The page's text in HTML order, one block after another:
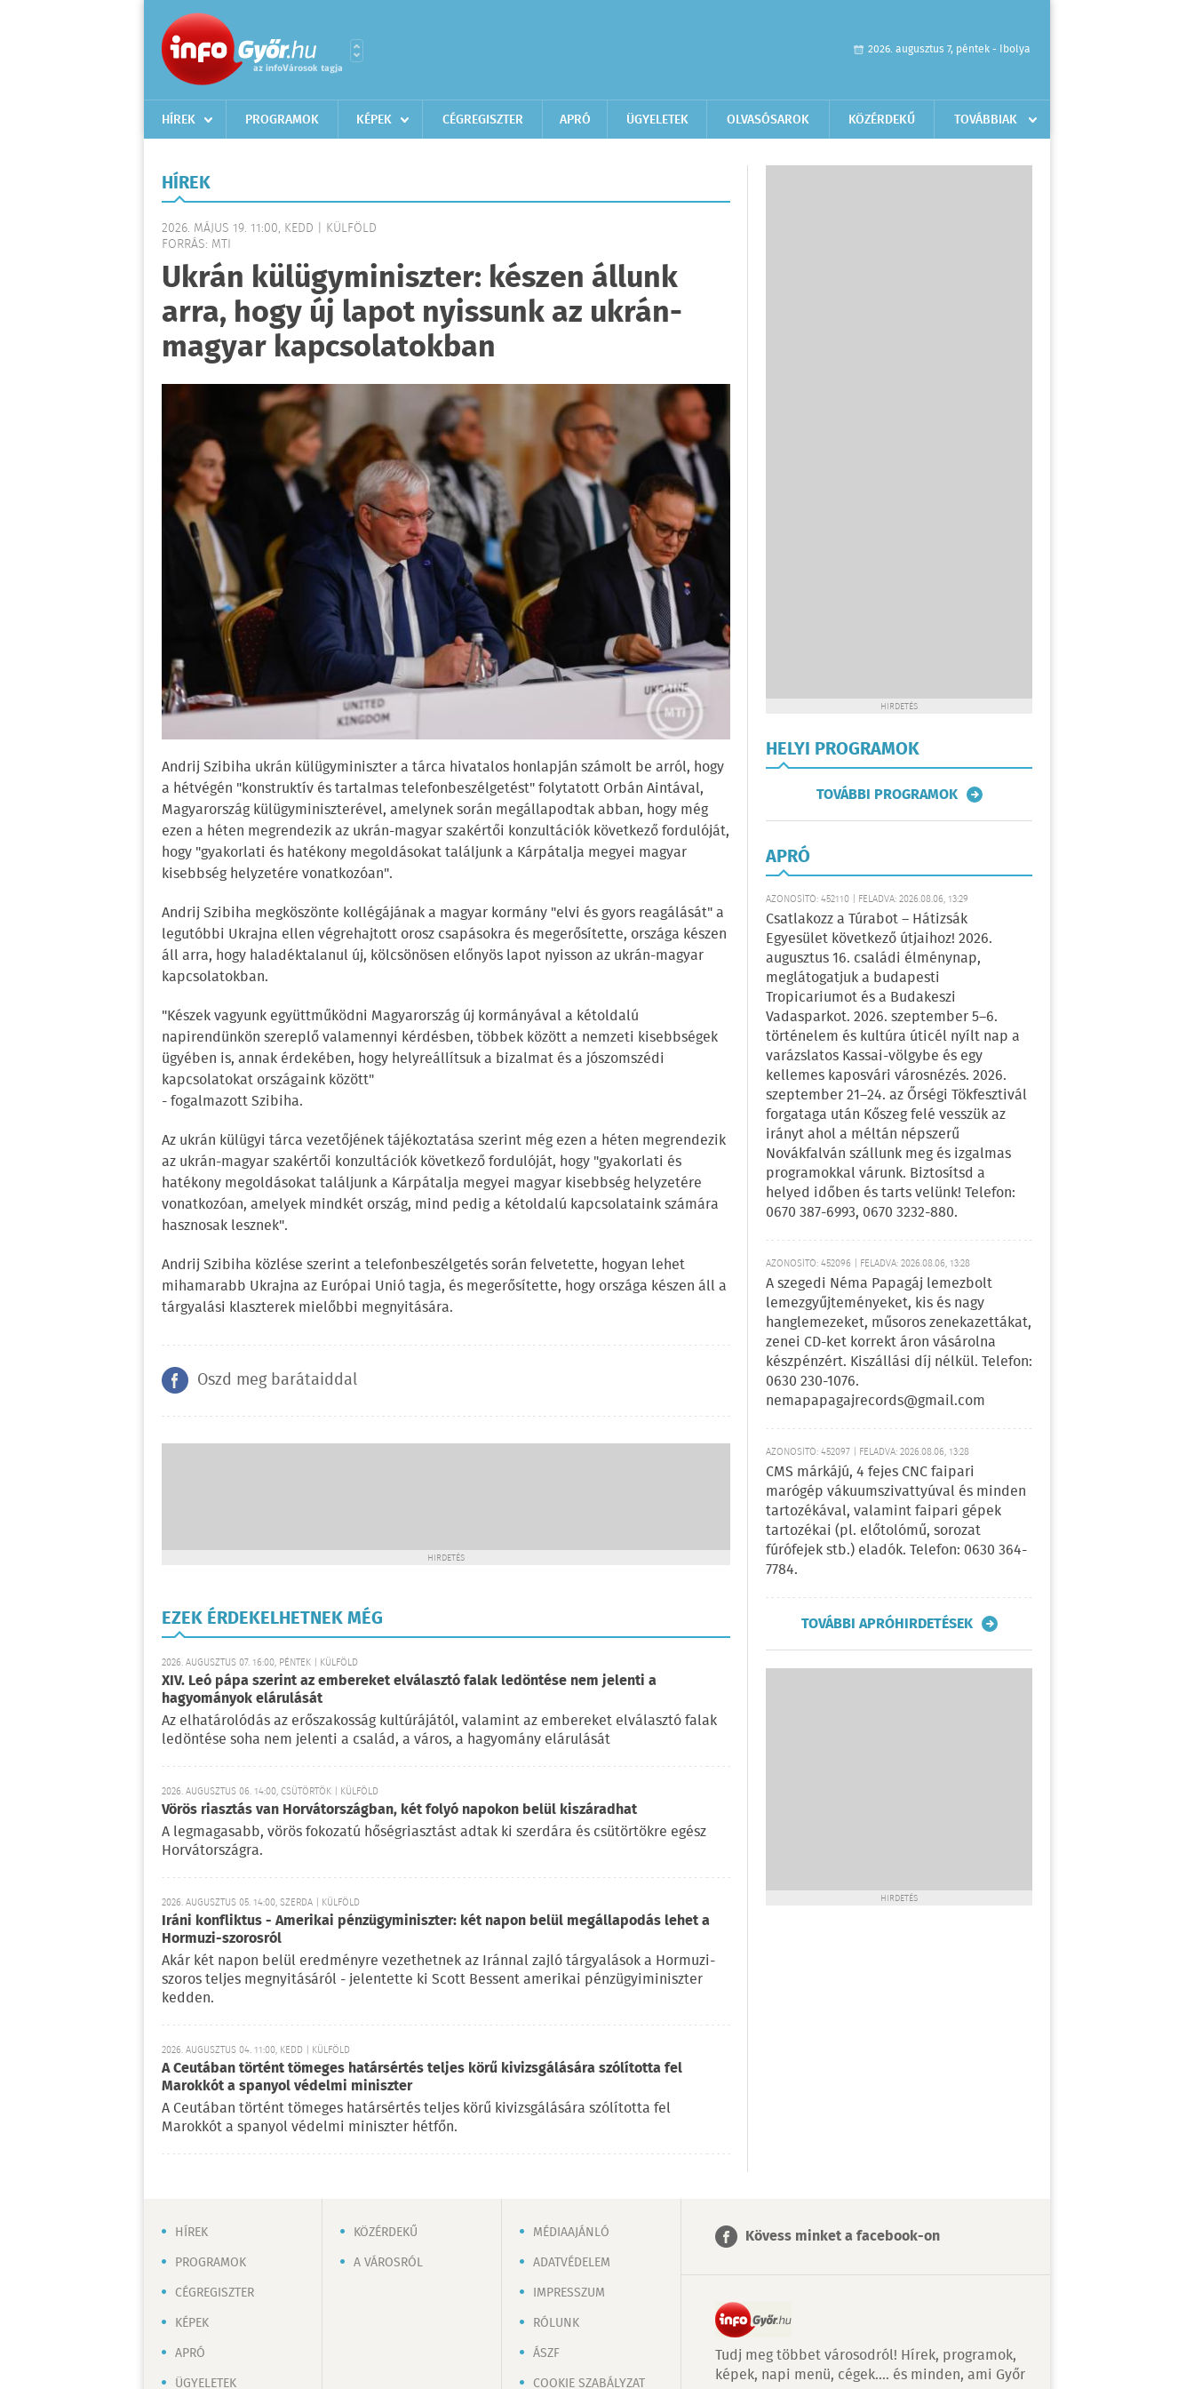
2026. augusztus 7, péntek - Ibolya
HÍREK PROGRAMOK KÉPEK CÉGREGISZTER APRÓ ÜGYELETEK OLVASÓSAROK KÖZÉRDEKŰ TOVÁBBIAK
HÍREK
2026. MÁJUS 19. 11:00, KEDD | KÜLFÖLD
FORRÁS: MTI
Ukrán külügyminiszter: készen állunk
arra, hogy új lapot nyissunk az ukrán-
magyar kapcsolatokban
Andrij Szibiha ukrán külügyminiszter a tárca hivatalos honlapján számolt be arról, hogy
a hétvégén "konstruktív és tartalmas telefonbeszélgetést" folytatott Orbán Aintával,
Magyarország külügyminiszterével, amelynek során megállapodtak abban, hogy még
ezen a héten megrendezik az ukrán-magyar szakértői konzultációk következő fordulóját,
hogy "gyakorlati és hatékony megoldásokat találjunk a Kárpátalja megyei magyar
kisebbség helyzetére vonatkozóan".
Andrij Szibiha megköszönte kollégájának a magyar kormány "elvi és gyors reagálását" a
legutóbbi Ukrajna ellen végrehajtott orosz csapásokra és megerősítette, országa készen
áll arra, hogy haladéktalanul új, kölcsönösen előnyös lapot nyisson az ukrán-magyar
kapcsolatokban.
"Készek vagyunk együttműködni Magyarország új kormányával a kétoldalú
napirendünkön szereplő valamennyi kérdésben, többek között a nemzeti kisebbségek
ügyében is, annak érdekében, hogy helyreállítsuk a bizalmat és a jószomszédi
kapcsolatokat országaink között"
- fogalmazott Szibiha.
Az ukrán külügyi tárca vezetőjének tájékoztatása szerint még ezen a héten megrendezik
az ukrán-magyar szakértői konzultációk következő fordulóját, hogy "gyakorlati és
hatékony megoldásokat találjunk a Kárpátalja megyei magyar kisebbség helyzetére
vonatkozóan, amelyek mindkét ország, mind pedig a kétoldalú kapcsolataink számára
hasznosak lesznek".
Andrij Szibiha közlése szerint a telefonbeszélgetés során felvetette, hogyan lehet
mihamarabb Ukrajna az Európai Unió tagja, és megerősítette, hogy országa készen áll a
tárgyalási klaszterek mielőbbi megnyitására.
Oszd meg barátaiddal
HIRDETÉS
EZEK ÉRDEKELHETNEK MÉG
2026. AUGUSZTUS 07. 16:00, PÉNTEK | KÜLFÖLD
XIV. Leó pápa szerint az embereket elválasztó falak ledöntése nem jelenti a
hagyományok elárulását
Az elhatárolódás az erőszakosság kultúrájától, valamint az embereket elválasztó falak
ledöntése soha nem jelenti a család, a város, a hagyomány elárulását
2026. AUGUSZTUS 06. 14:00, CSÜTÖRTÖK | KÜLFÖLD
Vörös riasztás van Horvátországban, két folyó napokon belül kiszáradhat
A legmagasabb, vörös fokozatú hőségriasztást adtak ki szerdára és csütörtökre egész
Horvátországra.
2026. AUGUSZTUS 05. 14:00, SZERDA | KÜLFÖLD
Iráni konfliktus - Amerikai pénzügyminiszter: két napon belül megállapodás lehet a
Hormuzi-szorosról
Akár két napon belül eredményre vezethetnek az Iránnal zajló tárgyalások a Hormuzi-
szoros teljes megnyitásáról - jelentette ki Scott Bessent amerikai pénzügyiminiszter
kedden.
2026. AUGUSZTUS 04. 11:00, KEDD | KÜLFÖLD
A Ceutában történt tömeges határsértés teljes körű kivizsgálására szólította fel
Marokkót a spanyol védelmi miniszter
A Ceutában történt tömeges határsértés teljes körű kivizsgálására szólította fel
Marokkót a spanyol védelmi miniszter hétfőn.
HIRDETÉS
HELYI PROGRAMOK
TOVÁBBI PROGRAMOK
APRÓ
AZONOSÍTÓ: 452110 | FELADVA: 2026.08.06, 13:29
Csatlakozz a Túrabot – Hátizsák
Egyesület következő útjaihoz! 2026.
augusztus 16. családi élménynap,
meglátogatjuk a budapesti
Tropicariumot és a Budakeszi
Vadasparkot. 2026. szeptember 5–6.
történelem és kultúra úticél nyílt nap a
varázslatos Kassai-völgybe és egy
kellemes kaposvári városnézés. 2026.
szeptember 21–24. az Őrségi Tökfesztivál
forgataga után Kőszeg felé vesszük az
irányt ahol a méltán népszerű
Novákfalván szállunk meg és izgalmas
programokkal várunk. Biztosítsd a
helyed időben és tarts velünk! Telefon:
0670 387-6993, 0670 3232-880.
AZONOSÍTÓ: 452096 | FELADVA: 2026.08.06, 13:28
A szegedi Néma Papagáj lemezbolt
lemezgyűjteményeket, kis és nagy
hanglemezeket, műsoros zenekazettákat,
zenei CD-ket korrekt áron vásárolna
készpénzért. Kiszállási díj nélkül. Telefon:
0630 230-1076.
nemapapagajrecords@gmail.com
AZONOSÍTÓ: 452097 | FELADVA: 2026.08.06, 13:28
CMS márkájú, 4 fejes CNC faipari
marógép vákuumszivattyúval és minden
tartozékával, valamint faipari gépek
tartozékai (pl. előtolómű, sorozat
fúrófejek stb.) eladók. Telefon: 0630 364-
7784.
TOVÁBBI APRÓHIRDETÉSEK
HIRDETÉS
HÍREK
PROGRAMOK
CÉGREGISZTER
KÉPEK
APRÓ
ÜGYELETEK
KÖZÉRDEKŰ
A VÁROSRÓL
MÉDIAAJÁNLÓ
ADATVÉDELEM
IMPRESSZUM
RÓLUNK
ÁSZF
COOKIE SZABÁLYZAT
Kövess minket a facebook-on
Tudj meg többet városodról! Hírek, programok,
képek, napi menü, cégek…. és minden, ami Győr